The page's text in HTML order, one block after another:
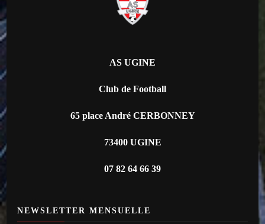
AS UGINE
Club de Football
65 place André CERBONNEY
73400 UGINE
07 82 64 66 39
NEWSLETTER MENSUELLE